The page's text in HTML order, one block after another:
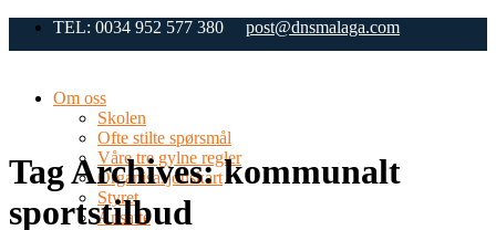
Skip
TEL: 0034 952 577 380 post@dnsmalaga.com
Om oss
Skolen
Ofte stilte spørsmål
Våre tre gylne regler
Organisasjonskart
Styret
Ansatte
Tag Archives:kommunalt
sportstilbud